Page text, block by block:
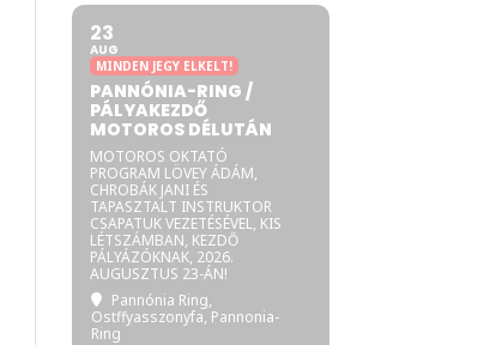
23
AUG
MINDEN JEGY ELKELT!
PANNÓNIA-RING /
PÁLYAKEZDŐ
MOTOROS DÉLUTÁN
MOTOROS OKTATÓ
PROGRAM LÖVEY ÁDÁM,
CHROBÁK JANI ÉS
TAPASZTALT INSTRUKTOR
CSAPATUK VEZETÉSÉVEL, KIS
LÉTSZÁMBAN, KEZDŐ
PÁLYÁZÓKNAK, 2026.
AUGUSZTUS 23-ÁN!
Pannónia Ring,
Ostffyasszonyfa, Pannonia-
Ring